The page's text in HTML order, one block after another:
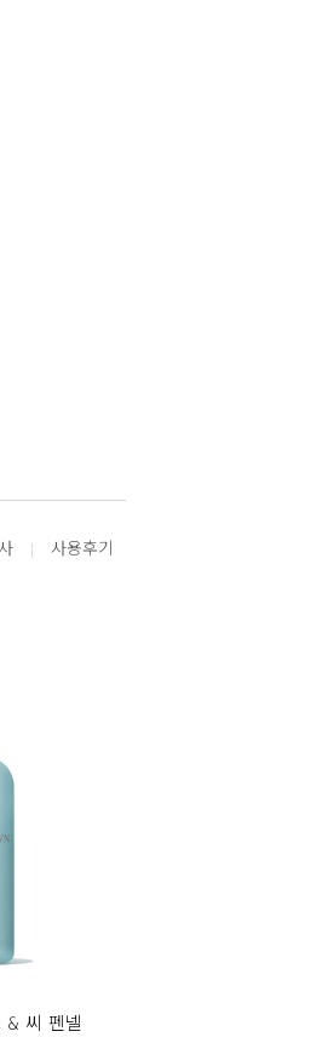
사용후기
& 씨 펜넬